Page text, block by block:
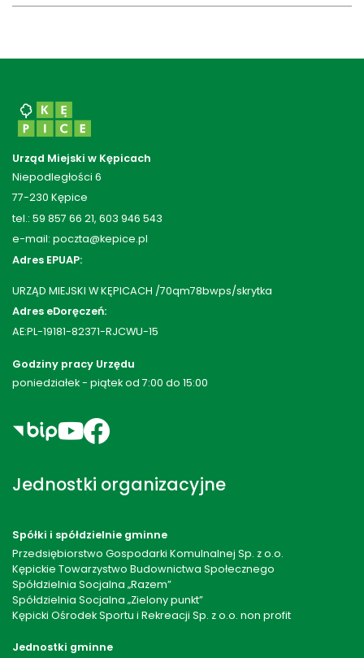
Urząd Miejski w Kępicach
Niepodległości 6
77-230 Kępice
tel.: 59 857 66 21, 603 946 543
e-mail: poczta@kepice.pl
Adres EPUAP:
URZĄD MIEJSKI W KĘPICACH /70qm78bwps/skrytka
Adres eDoręczeń:
AE:PL-19181-82371-RJCWU-15
Godziny pracy Urzędu
poniedziałek - piątek od 7:00 do 15:00
Jednostki organizacyjne
Spółki i spółdzielnie gminne
Przedsiębiorstwo Gospodarki Komulnalnej Sp. z o.o.
Kępickie Towarzystwo Budownictwa Społecznego
Spółdzielnia Socjalna „Razem”
Spółdzielnia Socjalna „Zielony punkt”
Kępicki Ośrodek Sportu i Rekreacji Sp. z o.o. non profit
Jednostki gminne